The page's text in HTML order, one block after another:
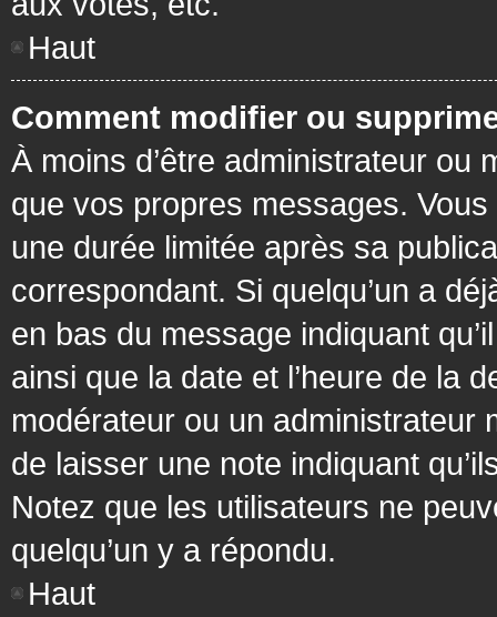
Haut
Comment modifier ou
À moins d’être administrateur ou
que vos propres messages.
une durée limitée après sa
correspondant. Si quelqu’un a
en bas du message indiquant
ainsi que la date et l’heure de la
modérateur ou un administrateur
de laisser une note indiquant
Notez que les utilisateurs ne
quelqu’un y a répondu.
Haut